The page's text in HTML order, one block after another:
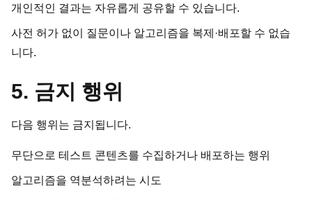
개인적인 결과는 자유롭게 공유할 수 있습니다.
사전 허가 없이 질문이나 알고리즘을 복제·배포할 수 없습
니다.
5. 금지 행위
다음 행위는 금지됩니다.
무단으로 테스트 콘텐츠를 수집하거나 배포하는 행위
알고리즘을 역분석하려는 시도